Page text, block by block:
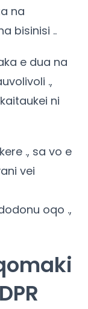
na
bisinisi ..
e dua na
.,
ni
., sa vo e
vei
oqo .,